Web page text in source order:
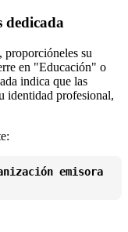
dedicada
proporcióneles su
en "Educación" o
indica que las
identidad profesional,
emisora